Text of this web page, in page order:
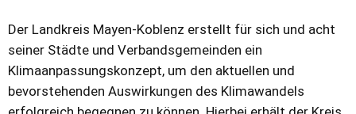
Der Landkreis Mayen-Koblenz erstellt für sich und acht
seiner Städte und Verbandsgemeinden ein
Klimaanpassungskonzept, um den aktuellen und
bevorstehenden Auswirkungen des Klimawandels